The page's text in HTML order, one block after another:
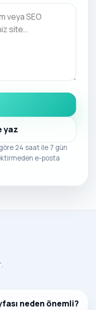
yaz
24 saat ile 7 gün
e-posta
neden önemli?